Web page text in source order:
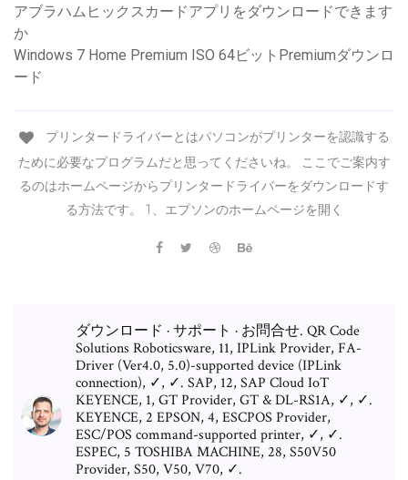
アブラハムヒックスカードアプリをダウンロードできます
か
Windows 7 Home Premium ISO 64ビットPremiumダウンロ
ード
プリンタードライバーとはパソコンがプリンターを認識する
ために必要なプログラムだと思ってくださいね。 ここでご案内す
るのはホームページからプリンタードライバーをダウンロードす
る方法です。 1、エプソンのホームページを開く
ダウンロード · サポート · お問合せ. QR Code
Solutions Roboticsware, 11, IPLink Provider, FA-
Driver (Ver4.0, 5.0)-supported device (IPLink
connection), ✓, ✓. SAP, 12, SAP Cloud IoT
KEYENCE, 1, GT Provider, GT & DL-RS1A, ✓, ✓.
KEYENCE, 2 EPSON, 4, ESCPOS Provider,
ESC/POS command-supported printer, ✓, ✓.
ESPEC, 5 TOSHIBA MACHINE, 28, S50V50
Provider, S50, V50, V70, ✓.